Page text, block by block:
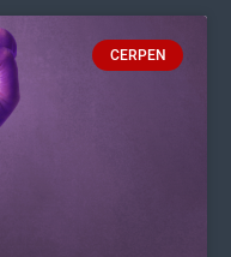
CERPEN